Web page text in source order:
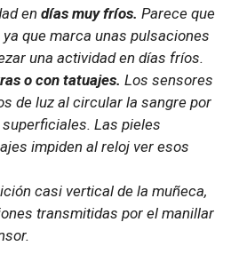
endías muy fríos. Parece que
que marca unas pulsaciones
una actividad en días fríos.
o con tatuajes. Los sensores
de luz al circular la sangre por
Las pieles
impiden al reloj ver esos
casi vertical de la muñeca,
transmitidas por el manillar